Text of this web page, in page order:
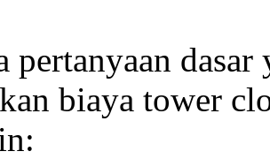
pertanyaan
biaya tower